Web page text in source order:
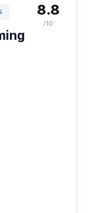
8.8
/10